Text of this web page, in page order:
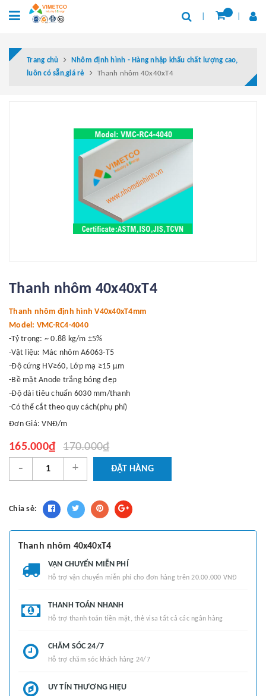
Trang chủ
Nhôm định hình - Hàng nhập khẩu chất lượng cao,
luôn có sẵn,giá rẻ
Thanh nhôm 40x40xT4
Thanh nhôm 40x40xT4
Thanh nhôm định hình V40x40xT4mm
Model: VMC-RC4-4040
-Tỷ trọng: ~ 0.88 kg/m ±5%
-Vật liệu: Mác nhôm A6063-T5
-Độ cứng HV≥60, Lớp mạ ≥15 μm
-Bề mặt Anode trắng bóng đẹp
-Độ dài tiêu chuẩn 6030 mm/thanh
-Có thể cắt theo quy cách(phụ phí)
Đơn Giá: VNĐ/m
165.000₫ 170.000₫
- + ĐẶT HÀNG
Chia sẻ:
Thanh nhôm 40x40xT4
VẬN CHUYỂN MIỄN PHÍ
Hỗ trợ vận chuyển miễn phí cho đơn hàng trên 20.00.000 VNĐ
THANH TOÁN NHANH
Hỗ trợ thanh toán tiền mặt, thẻ visa tất cả các ngân hàng
CHĂM SÓC 24/7
Hỗ trợ chăm sóc khách hàng 24/7
UY TÍN THƯƠNG HIỆU